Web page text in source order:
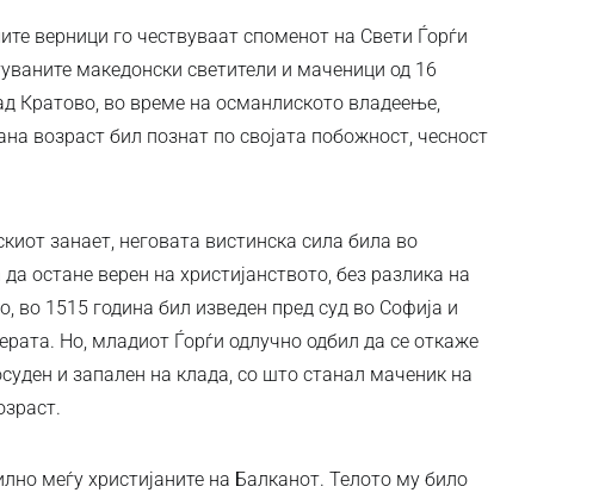
верници го чествуваат споменот на Свети Ѓорѓи
македонски светители и маченици од 16
Кратово, во време на османлиското владеење,
возраст бил познат по својата побожност, чесност
занает, неговата вистинска сила била во
остане верен на христијанството, без разлика на
во 1515 година бил изведен пред суд во Софија и
Но, младиот Ѓорѓи одлучно одбил да се откаже
и запален на клада, со што станал маченик на
меѓу христијаните на Балканот. Телото му било